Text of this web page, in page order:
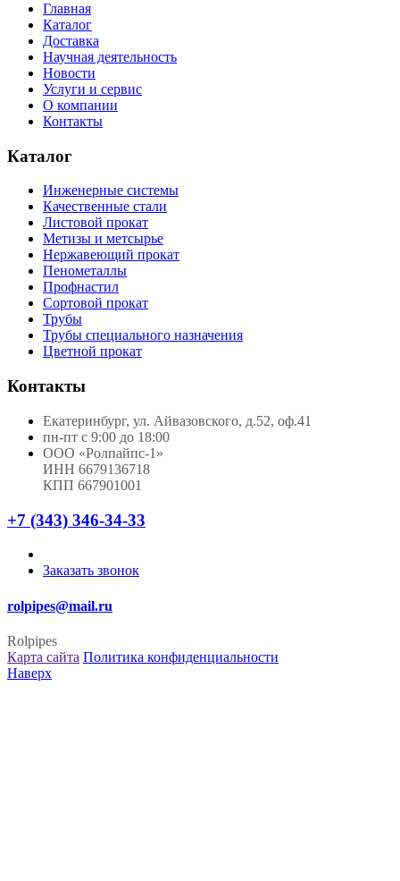
Главная
Каталог
Доставка
Научная деятельность
Новости
Услуги и сервис
О компании
Контакты
Каталог
Инженерные системы
Качественные стали
Листовой прокат
Метизы и метсырье
Нержавеющий прокат
Пенометаллы
Профнастил
Сортовой прокат
Трубы
Трубы специального назначения
Цветной прокат
Контакты
Екатеринбург, ул. Айвазовского, д.52, оф.41
пн-пт с 9:00 до 18:00
ООО «Ролпайпс-1»
ИНН 6679136718
КПП 667901001
+7 (343) 346-34-33
Заказать звонок
rolpipes@mail.ru
Rolpipes
Карта сайта Политика конфиденциальности
Наверх